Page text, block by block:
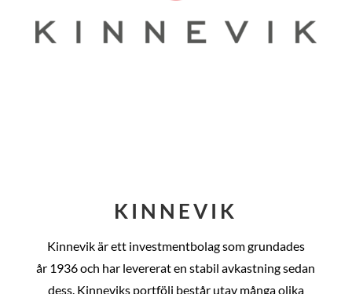
KINNEVIK
Kinnevik är ett investmentbolag som grundades
år 1936 och har levererat en stabil avkastning sedan
dess. Kinneviks portfölj består utav många olika